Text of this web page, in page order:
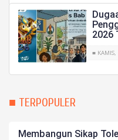
2026
■
■ TERPOPULER
Membangun Sikap